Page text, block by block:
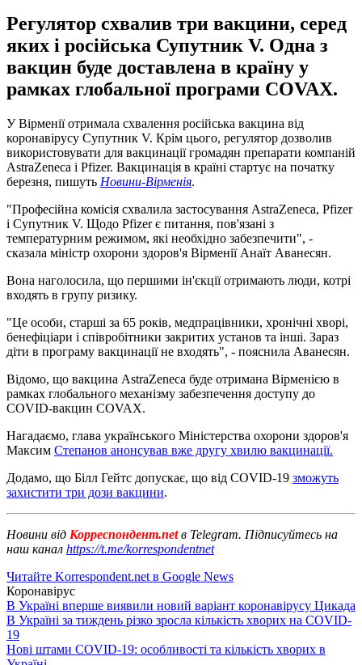
Регулятор схвалив три вакцини, серед
яких і російська Супутник V. Одна з
вакцин буде доставлена в країну у
рамках глобальної програми COVAX.
У Вірменії отримала схвалення російська вакцина від
коронавірусу Супутник V. Крім цього, регулятор дозволив
використовувати для вакцинації громадян препарати компаній
AstraZeneca і Pfizer. Вакцинація в країні стартує на початку
березня, пишуть Новини-Вірменія.
"Професійна комісія схвалила застосування AstraZeneca, Pfizer
і Супутник V. Щодо Pfizer є питання, пов'язані з
температурним режимом, які необхідно забезпечити", -
сказала міністр охорони здоров'я Вірменії Анаїт Аванесян.
Вона наголосила, що першими ін'єкції отримають люди, котрі
входять в групу ризику.
"Це особи, старші за 65 років, медпрацівники, хронічні хворі,
бенефіціари і співробітники закритих установ та інші. Зараз
діти в програму вакцинації не входять", - пояснила Аванесян.
Відомо, що вакцина AstraZeneca буде отримана Вірменією в
рамках глобального механізму забезпечення доступу до
COVID-вакцин COVAX.
Нагадаємо, глава українського Міністерства охорони здоров'я
Максим Степанов анонсував вже другу хвилю вакцинації.
Додамо, що Білл Гейтс допускає, що від COVID-19 зможуть
захистити три дози вакцини.
Новини від Корреспондент.netв Telegram. Підписуйтесь на
наш канал https://t.me/korrespondentnet
Читайте Korrespondent.net в Google News
Коронавірус
В Україні вперше виявили новий варіант коронавірусу Цикада
В Україні за тиждень різко зросла кількість хворих на COVID-
19
Нові штами COVID-19: особливості та кількість хворих в